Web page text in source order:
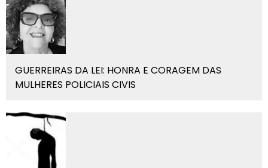
GUERREIRAS DA LEI: HONRA E CORAGEM DAS
MULHERES POLICIAIS CIVIS